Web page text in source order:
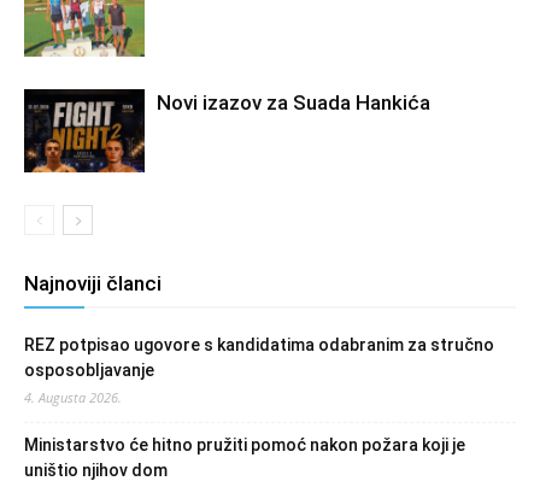
Novi izazov za Suada Hankića
Najnoviji članci
REZ potpisao ugovore s kandidatima odabranim za stručno
osposobljavanje
4. Augusta 2026.
Ministarstvo će hitno pružiti pomoć nakon požara koji je
uništio njihov dom